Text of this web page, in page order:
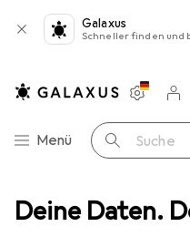
Deine Daten.
Galaxus
Schneller finden und
Navigation nach Kategorien
Menü Suche
Merklisten
Warenkorb
PC Komponenten RAM